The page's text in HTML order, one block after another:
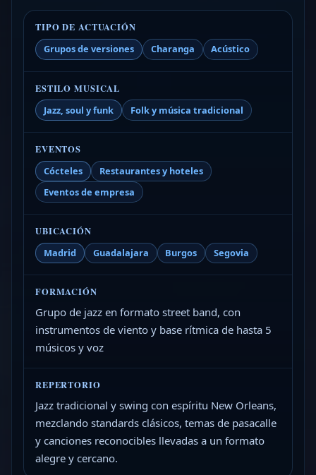
TIPO DE ACTUACIÓN
Grupos de versiones
Charanga Acústico
ESTILO MUSICAL
Jazz, soul y funk
Folk y música tradicional
EVENTOS
Cócteles
Restaurantes y hoteles
Eventos de empresa
UBICACIÓN
Madrid
Guadalajara Burgos Segovia
FORMACIÓN
Grupo de jazz en formato street band, con
instrumentos de viento y base rítmica de hasta 5
músicos y voz
REPERTORIO
Jazz tradicional y swing con espíritu New Orleans,
mezclando standards clásicos, temas de pasacalle
y canciones reconocibles llevadas a un formato
alegre y cercano.